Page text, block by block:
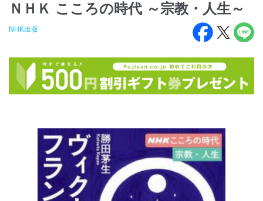
ＮＨＫ こころの時代 ～宗教・人生～
NHK出版